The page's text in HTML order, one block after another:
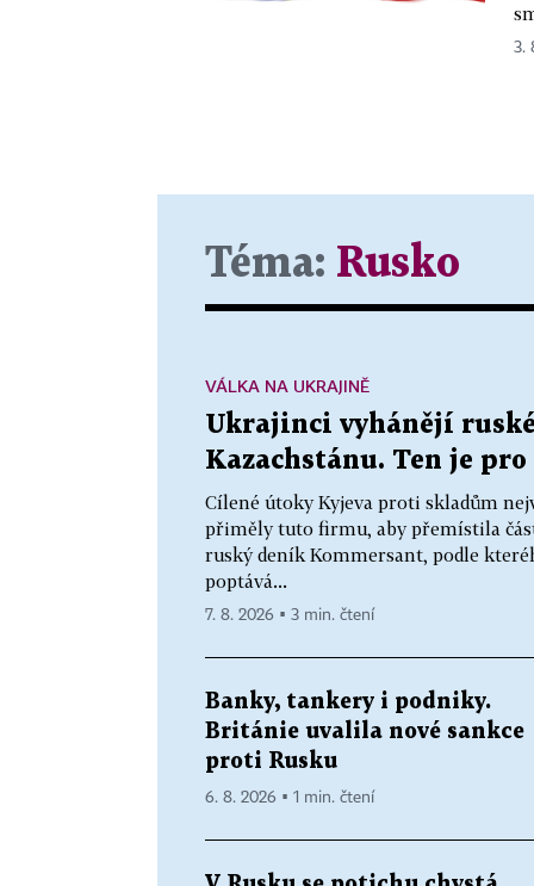
3.
Téma: Rusko
Ukrajinci vyhánějí
Kazachstánu. Ten je
Cílené útoky Kyjeva proti skladům
přiměly tuto firmu, aby přemístila
ruský deník Kommersant, podle
poptává...
VÁLKA NA UKRAJINĚ
7. 8. 2026 ▪ 3 min. čtení
Banky, tankery i podniky.
Británie uvalila nové sankce
proti Rusku
6. 8. 2026 ▪ 1 min. čtení